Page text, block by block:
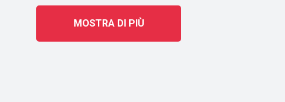
MOSTRA DI PIÙ